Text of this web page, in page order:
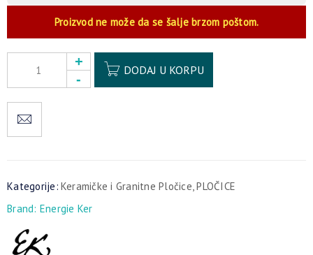
Proizvod ne može da se šalje brzom poštom.
DODAJ U KORPU
Kategorije: Keramičke i Granitne Pločice,PLOČICE
Brand: Energie Ker